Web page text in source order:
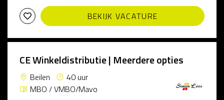
BEKIJK VACATURE
CE Winkeldistributie | Meerdere opties
Beilen
40 uur
MBO / VMBO/Mavo